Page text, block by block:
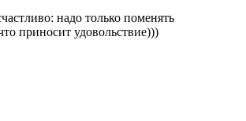
надо только поменять
приносит удовольствие)))